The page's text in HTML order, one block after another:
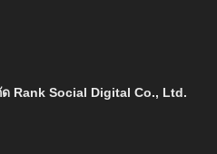
Rank Social Digital Co., Ltd.